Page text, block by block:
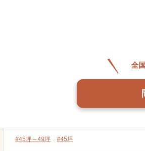
全
#45坪～49坪 #45坪